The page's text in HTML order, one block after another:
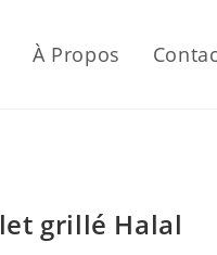
À Propos
grillé Halal